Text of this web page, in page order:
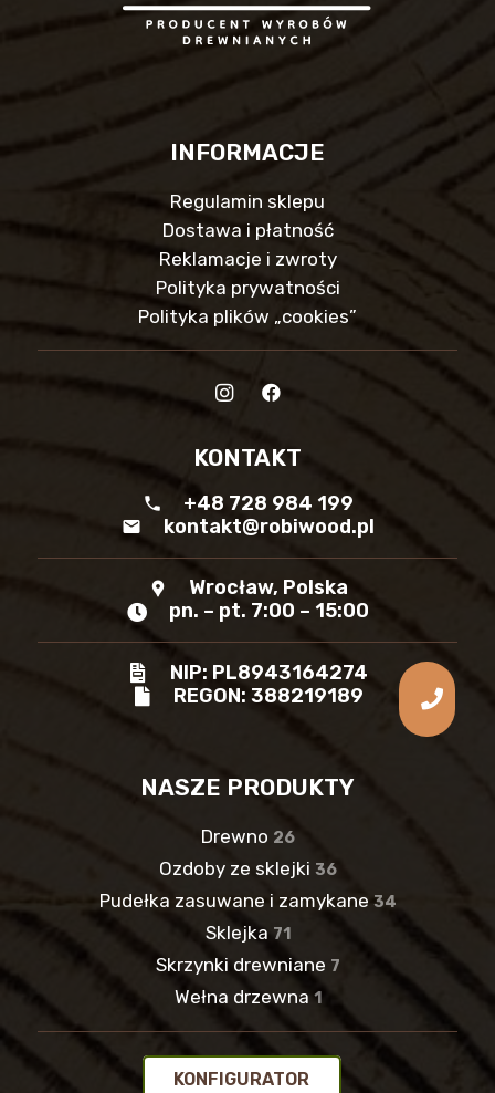
INFORMACJE
Regulamin sklepu
Dostawa i płatność
Reklamacje i zwroty
Polityka prywatności
Polityka plików „cookies”
KONTAKT
phone +48 728 984 199
mail kontakt@robiwood.pl
location_pin
Wrocław, Polska
pn. – pt. 7:00 – 15:00
NIP: PL8943164274
REGON: 388219189
NASZE PRODUKTY
Drewno 26
Ozdoby ze sklejki 36
Pudełka zasuwane i zamykane 34
Sklejka 71
Skrzynki drewniane 7
Wełna drzewna 1
KONFIGURATOR